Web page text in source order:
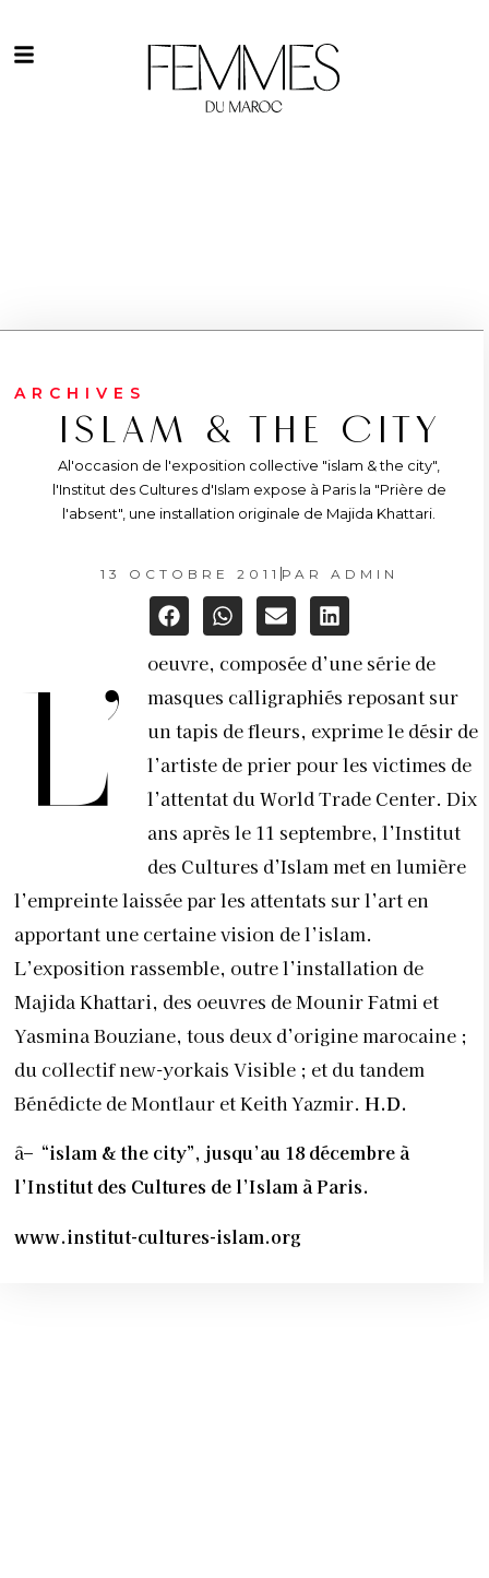
ARCHIVES
ISLAM & THE CITY
Al'occasion de l'exposition collective "islam & the city",
l'Institut des Cultures d'Islam expose à Paris la "Prière de
l'absent", une installation originale de Majida Khattari.
13 OCTOBRE 2011 PAR ADMIN
L’
oeuvre, composée d’une série de
masques calligraphiés reposant sur
un tapis de fleurs, exprime le désir de
l’artiste de prier pour les victimes de
l’attentat du World Trade Center. Dix
ans après le 11 septembre, l’Institut
des Cultures d’Islam met en lumière
l’empreinte laissée par les attentats sur l’art en
apportant une certaine vision de l’islam.
L’exposition rassemble, outre l’installation de
Majida Khattari, des oeuvres de Mounir Fatmi et
Yasmina Bouziane, tous deux d’origine marocaine ;
du collectif new-yorkais Visible ; et du tandem
Bénédicte de Montlaur et Keith Yazmir. H.D.
â– “islam & the city”, jusqu’au 18 décembre à
l’Institut des Cultures de l’Islam à Paris.
www.institut-cultures-islam.org